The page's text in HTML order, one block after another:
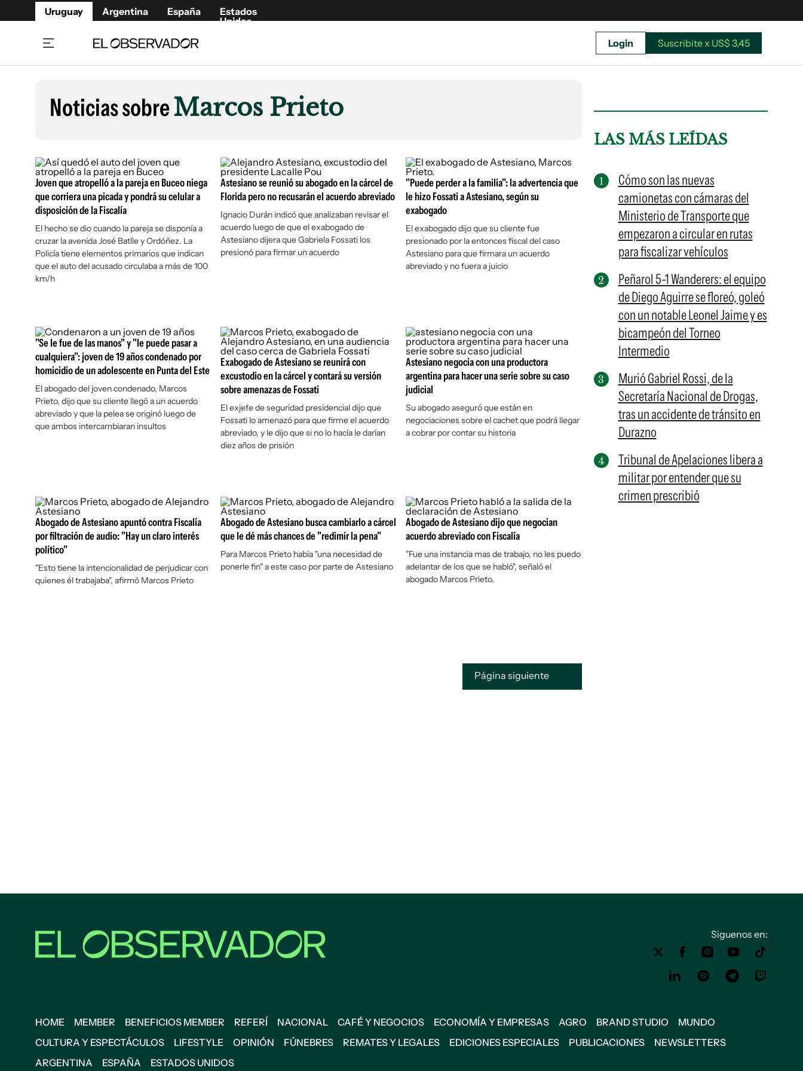
Uruguay Argentina España
Estados
Unidos
Beneficios Member
Café y Negocios
Economía y Empresas
Agro
Brand Studio
Mundo
Cultura y Espectáculos
Fúnebres
Publicaciones
Newsletters
Argentina
España
Estados Unidos
Suscribite x US$ 3,45
Login Suscribite x US$ 3,45
Noticias sobreMarcos Prieto
Joven que atropelló a la pareja en Buceo niega
que corriera una picada y pondrá su celular a
disposición de la Fiscalía
El hecho se dio cuando la pareja se disponía a
cruzar la avenida José Batlle y Ordóñez. La
Policía tiene elementos primarios que indican
que el auto del acusado circulaba a más de 100
km/h
Astesiano se reunió su abogado en la cárcel de
Florida pero no recusarán el acuerdo abreviado
Ignacio Durán indicó que analizaban revisar el
acuerdo luego de que el exabogado de
Astesiano dijera que Gabriela Fossati los
presionó para firmar un acuerdo
"Puede perder a la familia": la advertencia que
le hizo Fossati a Astesiano, según su
exabogado
El exabogado dijo que su cliente fue
presionado por la entonces fiscal del caso
Astesiano para que firmara un acuerdo
abreviado y no fuera a juicio
"Se le fue de las manos" y "le puede pasar a
cualquiera": joven de 19 años condenado por
homicidio de un adolescente en Punta del Este
El abogado del joven condenado, Marcos
Prieto, dijo que su cliente llegó a un acuerdo
abreviado y que la pelea se originó luego de
que ambos intercambiaran insultos
Exabogado de Astesiano se reunirá con
excustodio en la cárcel y contará su versión
sobre amenazas de Fossati
El exjefe de seguridad presidencial dijo que
Fossati lo amenazó para que firme el acuerdo
abreviado, y le dijo que si no lo hacía le darían
diez años de prisión
Astesiano negocia con una productora
argentina para hacer una serie sobre su caso
judicial
Su abogado aseguró que están en
negociaciones sobre el cachet que podrá llegar
a cobrar por contar su historia
Abogado de Astesiano apuntó contra Fiscalía
por filtración de audio: "Hay un claro interés
político"
"Esto tiene la intencionalidad de perjudicar con
quienes él trabajaba", afirmó Marcos Prieto
Abogado de Astesiano busca cambiarlo a cárcel
que le dé más chances de "redimir la pena"
Para Marcos Prieto había "una necesidad de
ponerle fin" a este caso por parte de Astesiano
Abogado de Astesiano dijo que negocian
acuerdo abreviado con Fiscalía
"Fue una instancia mas de trabajo, no les puedo
adelantar de los que se habló", señaló el
abogado Marcos Prieto,
Página siguiente
LAS MÁS LEÍDAS
Cómo son las nuevas
camionetas con cámaras del
Ministerio de Transporte que
empezaron a circular en rutas
para fiscalizar vehículos
Peñarol 5-1 Wanderers: el equipo
de Diego Aguirre se floreó, goleó
con un notable Leonel Jaime y es
bicampeón del Torneo
Intermedio
Murió Gabriel Rossi, de la
Secretaría Nacional de Drogas,
tras un accidente de tránsito en
Durazno
Tribunal de Apelaciones libera a
militar por entender que su
crimen prescribió
Siguenos en:
HOME MEMBER BENEFICIOS MEMBER REFERÍ NACIONAL CAFÉ Y NEGOCIOS ECONOMÍA Y EMPRESAS AGRO BRAND STUDIO
MUNDO
CULTURA Y ESPECTÁCULOS
LIFESTYLE OPINIÓN FÚNEBRES REMATES Y LEGALES EDICIONES ESPECIALES PUBLICACIONES
NEWSLETTERS
ARGENTINA
ESPAÑA ESTADOS UNIDOS